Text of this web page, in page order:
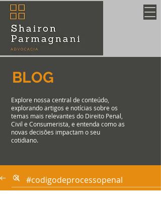
BLOG
Explore nossa central de conteúdo,
explorando artigos e notícias sobre os
temas mais relevantes do Direito Penal,
Civil e Consumerista, e entenda como as
novas decisões impactam o seu
cotidiano.